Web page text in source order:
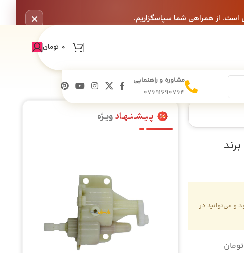
است. از همراهی شما سپاسگزاریم. ×
0 تومان
مشاوره و راهنمایی
07691690764
تسمه ماشین لباسشویی مدل 1287H8 PHE برند
و می‌توانید در
پـیـشـنـهـادویـژه